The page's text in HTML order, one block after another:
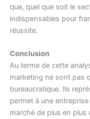
que, quel que soit le
indispensables pour
réussite.
Conclusion
Au terme de cette
marketing ne sont pas
bureaucratique. Ils
permet à une
marché de plus en